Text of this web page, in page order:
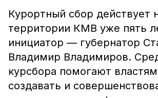
Курортный сбор действует
территории КМВ уже пять
инициатор — губернатор
Владимир Владимиров.
курсбора помогают
создавать и